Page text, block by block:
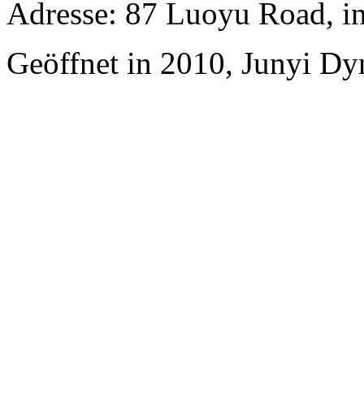
Adresse: 87 Luoyu Road,
Geöffnet in 2010, Junyi